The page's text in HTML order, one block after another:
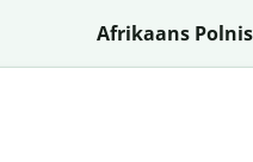
Afrikaans